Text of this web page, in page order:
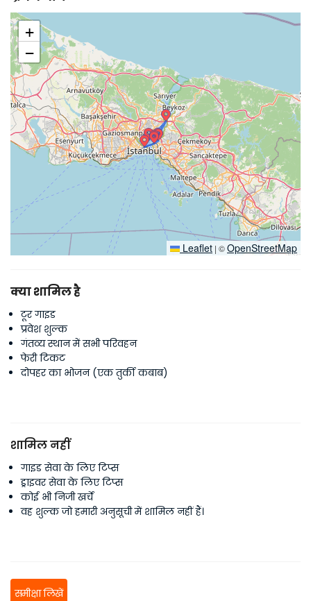
+
−
Leaflet | ©OpenStreetMap
क्या शामिल है
टूर गाइड
प्रवेश शुल्क
गंतव्य स्थान में सभी परिवहन
फेरी टिकट
दोपहर का भोजन (एक तुर्की कबाब)
शामिल नहीं
गाइड सेवा के लिए टिप्स
ड्राइवर सेवा के लिए टिप्स
कोई भी निजी खर्चे
वह शुल्क जो हमारी अनुसूची में शामिल नहीं हैं।
समीक्षा लिखें